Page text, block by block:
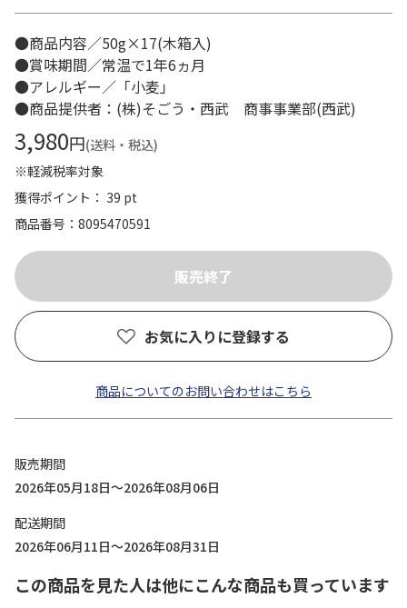
●商品内容／50g×17(木箱入)
●賞味期間／常温で1年6ヵ月
●アレルギー／「小麦」
●商品提供者：(株)そごう・西武 商事事業部(西武)
3,980円(送料・税込)
※軽減税率対象
獲得ポイント： 39 pt
商品番号
8095470591
お気に入りに登録する
商品についてのお問い合わせはこちら
販売期間
2026年05月18日～2026年08月06日
配送期間
2026年06月11日～2026年08月31日
この商品を見た人は他にこんな商品も買っています